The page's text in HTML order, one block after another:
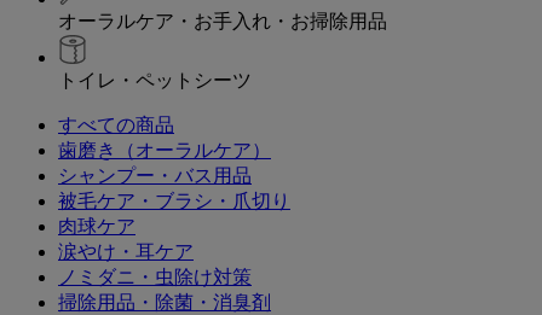
オーラルケア・お手入れ・お掃除用品
トイレ・ペットシーツ
すべての商品
歯磨き（オーラルケア）
シャンプー・バス用品
被毛ケア・ブラシ・爪切り
肉球ケア
涙やけ・耳ケア
ノミダニ・虫除け対策
掃除用品・除菌・消臭剤